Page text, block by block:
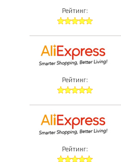
Рейтинг:
Рейтинг:
Рейтинг: